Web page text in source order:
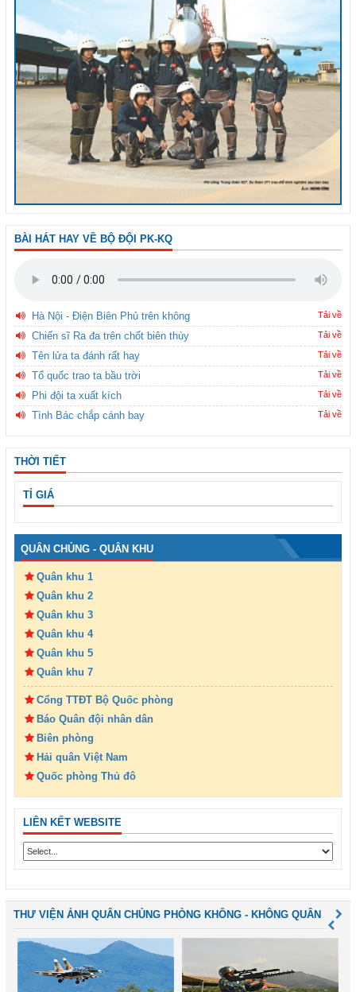
BÀI HÁT HAY VỀ BỘ ĐỘI PK-KQ
Hà Nội - Điện Biên Phủ trên không Tải về
Chiến sĩ Ra đa trên chốt biên thùy Tải về
Tên lửa ta đánh rất hay Tải về
Tổ quốc trao ta bầu trời Tải về
Phi đội ta xuất kích Tải về
Tình Bác chắp cánh bay Tải về
THỜI TIẾT
TỈ GIÁ
QUÂN CHỦNG - QUÂN KHU
Quân khu 1
Quân khu 2
Quân khu 3
Quân khu 4
Quân khu 5
Quân khu 7
Cổng TTĐT Bộ Quốc phòng
Báo Quân đội nhân dân
Biên phòng
Hải quân Việt Nam
Quốc phòng Thủ đô
LIÊN KẾT WEBSITE
THƯ VIỆN ẢNH QUÂN CHỦNG PHÒNG KHÔNG - KHÔNG QUÂN